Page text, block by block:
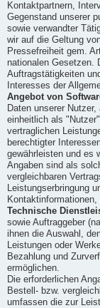
Kontaktpartnern,
Gegenstand unserer
sowie verwandter
wir auf die Geltung
Pressefreiheit gem.
nationalen Gesetzen.
Auftragstätigkeiten
Interesses der
Angebot von
Daten unserer
einheitlich als
vertraglichen
berechtigter
gewährleisten und es
Angaben sind als
vergleichbaren
Leistungserbringung
Technische
sowie Auftraggeber
ihnen die Auswahl,
Leistungen oder
Bezahlung und
ermöglichen.
Die erforderlichen
Bestell- bzw.
umfassen die zur